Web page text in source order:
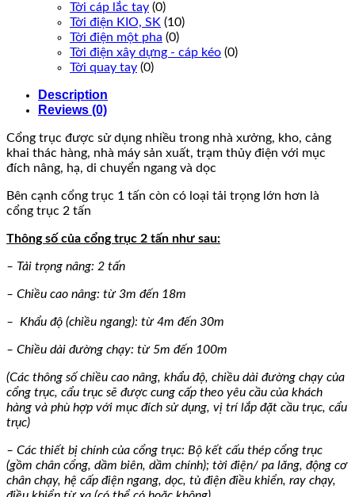
Tời cáp lắc tay (0)
Tời điện KIO, SK (10)
Tời điện một pha (0)
Tời điện xây dựng - cáp kéo (0)
Tời quay tay (0)
Description
Reviews (0)
Cổng trục được sử dụng nhiều trong nhà xưởng, kho, cảng
khai thác hàng, nhà máy sản xuất, trạm thủy điện với mục
đích nâng, hạ, di chuyển ngang và dọc
Bên cạnh cổng trục 1 tấn còn có loại tải trọng lớn hơn là
cổng trục 2 tấn
Thông số của cổng trục 2 tấn như sau:
– Tải trọng nâng: 2 tấn
– Chiều cao nâng: từ 3m đến 18m
– Khẩu độ (chiều ngang): từ 4m đến 30m
– Chiều dài đường chạy: từ 5m đến 100m
(Các thông số chiều cao nâng, khẩu độ, chiều dài đường chạy của
cổng trục, cẩu trục sẽ được cung cấp theo yêu cầu của khách
hàng và phù hợp với mục đích sử dụng, vị trí lắp đặt cầu trục, cẩu
trục)
– Các thiết bị chính của cổng trục: Bộ kết cấu thép cổng trục
(gồm chân cổng, dầm biên, dầm chính); tời điện/ pa lăng, động cơ
chân chạy, hệ cấp điện ngang, dọc, tủ điện điều khiển, ray chạy,